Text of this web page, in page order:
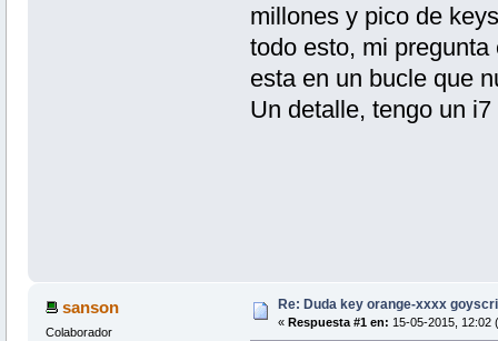
millones y pico de
todo esto, mi
esta en un bucle que
Un detalle, tengo un
sanson
Colaborador
Re: Duda key orange-xxxx
« Respuesta #1 en: 15-05-2015, 12:02